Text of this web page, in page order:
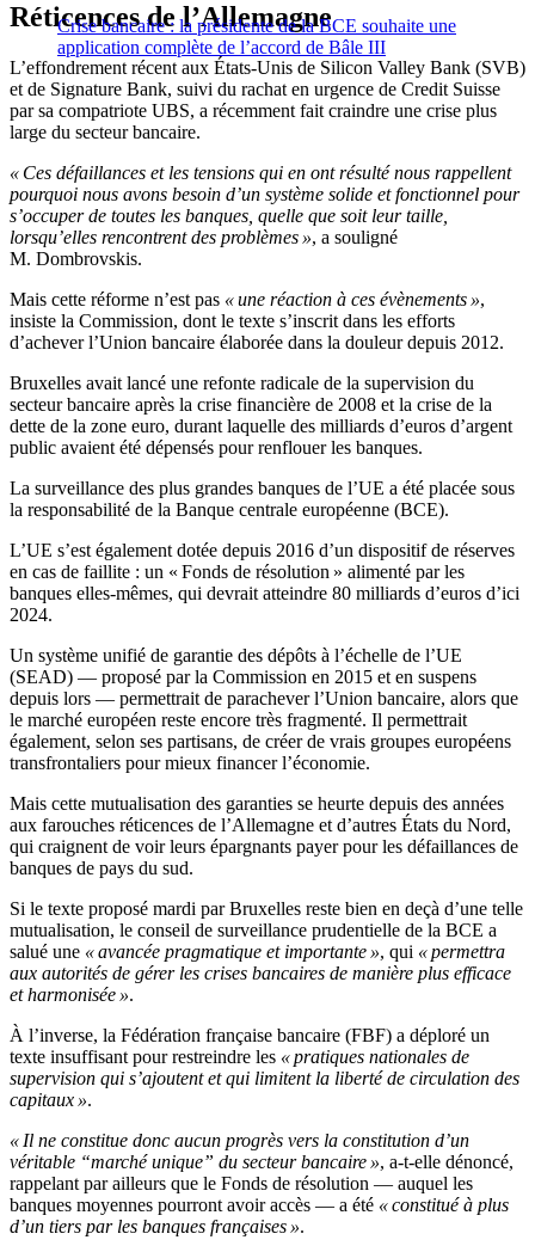
Crise bancaire : la présidente de la BCE souhaite une
application complète de l’accord de Bâle III
Réticences de l’Allemagne
L’effondrement récent aux États-Unis de Silicon Valley Bank (SVB)
et de Signature Bank, suivi du rachat en urgence de Credit Suisse
par sa compatriote UBS, a récemment fait craindre une crise plus
large du secteur bancaire.
« Ces défaillances et les tensions qui en ont résulté nous rappellent
pourquoi nous avons besoin d’un système solide et fonctionnel pour
s’occuper de toutes les banques, quelle que soit leur taille,
lorsqu’elles rencontrent des problèmes », a souligné
M. Dombrovskis.
Mais cette réforme n’est pas « une réaction à ces évènements »,
insiste la Commission, dont le texte s’inscrit dans les efforts
d’achever l’Union bancaire élaborée dans la douleur depuis 2012.
Bruxelles avait lancé une refonte radicale de la supervision du
secteur bancaire après la crise financière de 2008 et la crise de la
dette de la zone euro, durant laquelle des milliards d’euros d’argent
public avaient été dépensés pour renflouer les banques.
La surveillance des plus grandes banques de l’UE a été placée sous
la responsabilité de la Banque centrale européenne (BCE).
L’UE s’est également dotée depuis 2016 d’un dispositif de réserves
en cas de faillite : un « Fonds de résolution » alimenté par les
banques elles-mêmes, qui devrait atteindre 80 milliards d’euros d’ici
2024.
Un système unifié de garantie des dépôts à l’échelle de l’UE
(SEAD) — proposé par la Commission en 2015 et en suspens
depuis lors — permettrait de parachever l’Union bancaire, alors que
le marché européen reste encore très fragmenté. Il permettrait
également, selon ses partisans, de créer de vrais groupes européens
transfrontaliers pour mieux financer l’économie.
Mais cette mutualisation des garanties se heurte depuis des années
aux farouches réticences de l’Allemagne et d’autres États du Nord,
qui craignent de voir leurs épargnants payer pour les défaillances de
banques de pays du sud.
Si le texte proposé mardi par Bruxelles reste bien en deçà d’une telle
mutualisation, le conseil de surveillance prudentielle de la BCE a
salué une « avancée pragmatique et importante », qui « permettra
aux autorités de gérer les crises bancaires de manière plus efficace
et harmonisée ».
À l’inverse, la Fédération française bancaire (FBF) a déploré un
texte insuffisant pour restreindre les « pratiques nationales de
supervision qui s’ajoutent et qui limitent la liberté de circulation des
capitaux ».
« Il ne constitue donc aucun progrès vers la constitution d’un
véritable “marché unique” du secteur bancaire », a-t-elle dénoncé,
rappelant par ailleurs que le Fonds de résolution — auquel les
banques moyennes pourront avoir accès — a été « constitué à plus
d’un tiers par les banques françaises ».